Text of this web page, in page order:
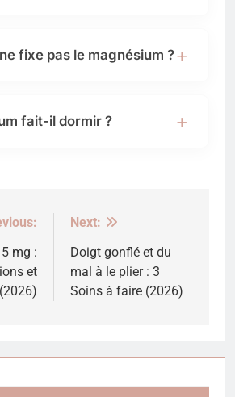
fixe pas le magnésium ?
fait-il dormir ?
mg :
et
Next:
Doigt gonflé et du
mal à le plier : 3
Soins à faire (2026)